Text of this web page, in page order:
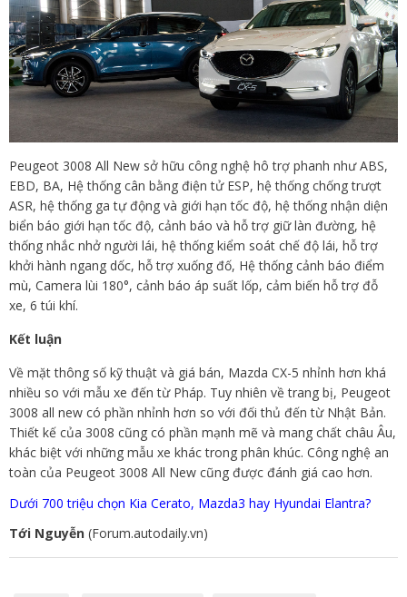
Peugeot 3008 All New sở hữu công nghệ hô trợ phanh như ABS,
EBD, BA, Hệ thống cân bằng điện tử ESP, hệ thống chống trượt
ASR, hệ thống ga tự động và giới hạn tốc độ, hệ thống nhận diện
biển báo giới hạn tốc độ, cảnh báo và hỗ trợ giữ làn đường, hệ
thống nhắc nhở người lái, hệ thống kiểm soát chế độ lái, hỗ trợ
khởi hành ngang dốc, hỗ trợ xuống đố, Hệ thống cảnh báo điểm
mù, Camera lùi 180°, cảnh báo áp suất lốp, cảm biến hỗ trợ đỗ
xe, 6 túi khí.
Kết luận
Về mặt thông số kỹ thuật và giá bán, Mazda CX-5 nhỉnh hơn khá
nhiều so với mẫu xe đến từ Pháp. Tuy nhiên về trang bị, Peugeot
3008 all new có phần nhỉnh hơn so với đối thủ đến từ Nhật Bản.
Thiết kế của 3008 cũng có phần mạnh mẽ và mang chất châu Âu,
khác biệt với những mẫu xe khác trong phân khúc. Công nghệ an
toàn của Peugeot 3008 All New cũng được đánh giá cao hơn.
Dưới 700 triệu chọn Kia Cerato, Mazda3 hay Hyundai Elantra?
Tới Nguyễn (Forum.autodaily.vn)